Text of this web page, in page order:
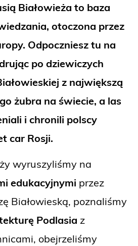
Białowieża to baza
otoczona przez
Odpoczniesz tu na
po dziewiczych
z największą
żubra na świecie, a las
i chronili polscy
car Rosji.
wyruszyliśmy na
edukacyjnymi przez
Białowieską, poznaliśmy
Podlasia z
obejrzeliśmy